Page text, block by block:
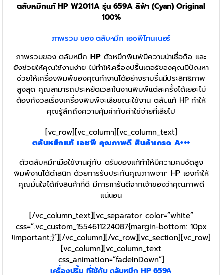
ตลับหมึกแท้ HP W2011A รุ่น 659A สีฟ้า (Cyan) Original
100%
ภาพรวม ของ ตลับหมึก เอชพีโทนเนอร์
ภาพรวมของ ตลับหมึก HP ตัวหมึกพิมพ์มีความน่าเชื่อถือ และ
ยังช่วยให้คุณใช้งานง่าย ไม่ทำให้เครื่องปริ้นเตอร์ของคุณมีปัญหา
ช่วยให้เครื่องพิมพ์ของคุณทำงานได้อย่างราบรื่นมีประสิทธิภาพ
สูงสุด คุณสามารถประหยัดเวลาในงานพิมพ์แต่ละครั้งได้เยอะไม่
ต้องกังวลเรื่องเครื่องพิมพ์จะเสียขณะใช้งาน ตลับแท้ HP ทำให้
คุณรู้สึกถึงความคุ้มค่ากับค่าใช่จ่ายที่เสียไป
[vc_row][vc_column][vc_column_text]
ตลับหมึกแท้ เอชพี คุณภาพดี สินค้าเกรด A+++
ตัวตลับหมึกเมือใช้งานคู่กับ ดรัมของแท้ทำให้มีความคมชัดสูง
พิมพ์งานได้ดำสนิท ด้วยการรับประกันคุณภาพจาก HP เองทำให้
คุณมั่นใจได้ถึงสินค้าที่ดี มีการการันตีจากเจ้าของว่าคุณภาพดี
แน่นอน
[/vc_column_text][vc_separator color=”white”
css=”.vc_custom_1554611224087{margin-bottom: 10px
!important;}”][/vc_column][/vc_row][vc_section][vc_row]
[vc_column][vc_column_text
css_animation=”fadeInDown”]
เครื่องปริ้น ที่ใช้กับ ตลับหมึก HP 659A